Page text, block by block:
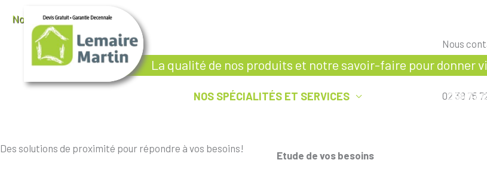
La qualité de nos produits et notre savoir-faire pour donner
NOS SPÉCIALITÉS ET SERVICES
Nos prestations et services
Nous
02 38 75
Des solutions de proximité pour répondre à vos besoins!
Etude de vos besoins